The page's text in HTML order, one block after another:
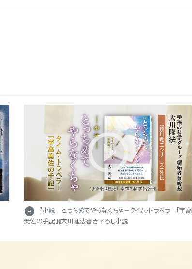
arrow_circle_right
『小説 とっちめてやらなくちゃ－タイム・トラベラー「宇高
美佐の手記」』大川隆法書き下ろし小説